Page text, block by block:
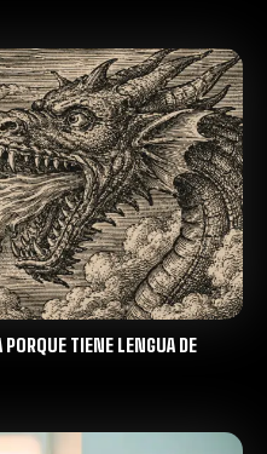
TIENE LENGUA DE